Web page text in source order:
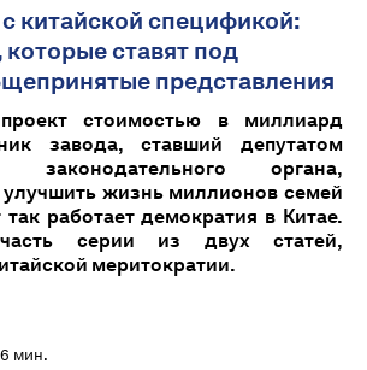
китайской спецификой:
ставят под
представления
стоимостью в миллиард
завода, ставший депутатом
законодательного органа,
жизнь миллионов семей
работает демократия в Китае.
серии из двух статей,
меритократии.
мин.